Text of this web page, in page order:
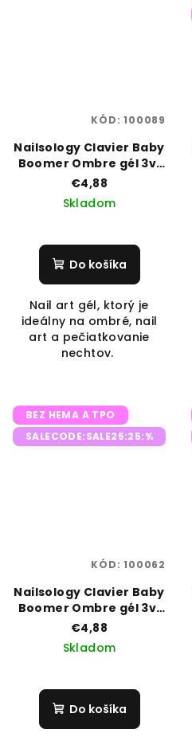
Nailsology Clavier Baby
Boomer Ombre gél 3v1
3g P12 „Mintelle”
€4,88
Skladom
Do košíka
Nail art gél, ktorý je
ideálny na ombré, nail
art a pečiatkovanie
nechtov.
KÓD:100089
BEZ HEMA A TPO
SALECODE:SALE25:25:%
Nailsology Clavier Baby
Boomer Ombre gél 3v1
3g R02 ” Strawberry”
€4,88
Skladom
Do košíka
KÓD:100062